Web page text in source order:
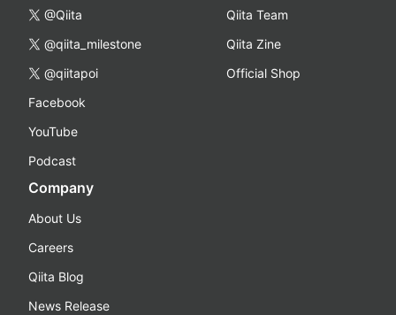
@Qiita
@qiita_milestone
@qiitapoi
Facebook
YouTube
Podcast
Qiita Team
Qiita Zine
Official Shop
Company
About Us
Careers
Qiita Blog
News Release